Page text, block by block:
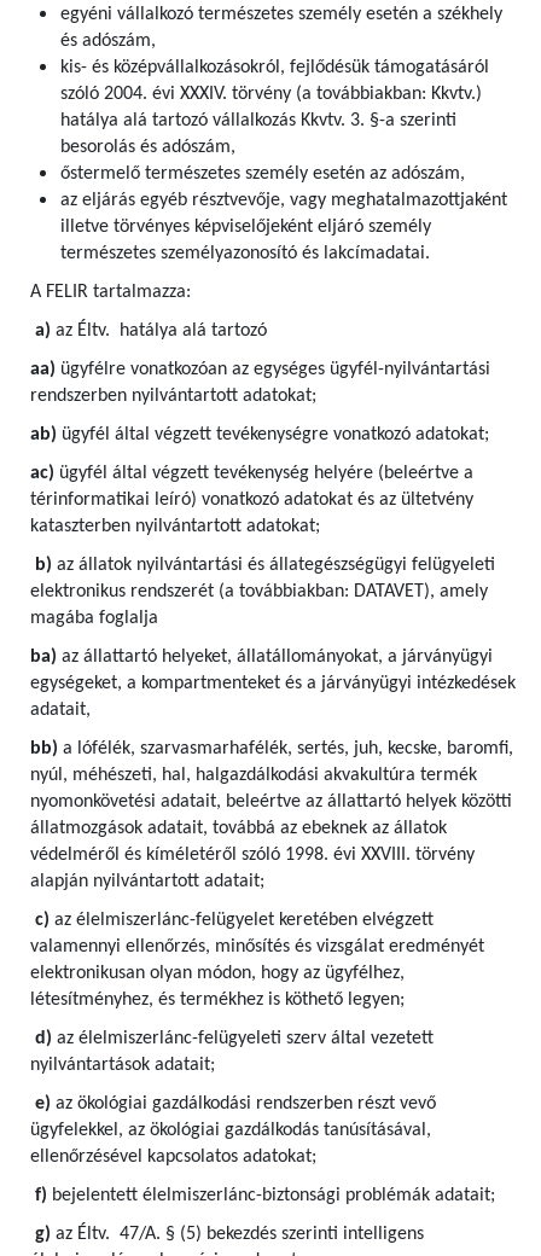
egyéni vállalkozó természetes személy esetén a székhely
és adószám,
kis- és középvállalkozásokról, fejlődésük támogatásáról
szóló 2004. évi XXXIV. törvény (a továbbiakban: Kkvtv.)
hatálya alá tartozó vállalkozás Kkvtv. 3. §-a szerinti
besorolás és adószám,
őstermelő természetes személy esetén az adószám,
az eljárás egyéb résztvevője, vagy meghatalmazottjaként
illetve törvényes képviselőjeként eljáró személy
természetes személyazonosító és lakcímadatai.
A FELIR tartalmazza:
a) az Éltv. hatálya alá tartozó
aa) ügyfélre vonatkozóan az egységes ügyfél-nyilvántartási
rendszerben nyilvántartott adatokat;
ab) ügyfél által végzett tevékenységre vonatkozó adatokat;
ac) ügyfél által végzett tevékenység helyére (beleértve a
térinformatikai leíró) vonatkozó adatokat és az ültetvény
kataszterben nyilvántartott adatokat;
b) az állatok nyilvántartási és állategészségügyi felügyeleti
elektronikus rendszerét (a továbbiakban: DATAVET), amely
magába foglalja
ba) az állattartó helyeket, állatállományokat, a járványügyi
egységeket, a kompartmenteket és a járványügyi intézkedések
adatait,
bb) a lófélék, szarvasmarhafélék, sertés, juh, kecske, baromfi,
nyúl, méhészeti, hal, halgazdálkodási akvakultúra termék
nyomonkövetési adatait, beleértve az állattartó helyek közötti
állatmozgások adatait, továbbá az ebeknek az állatok
védelméről és kíméletéről szóló 1998. évi XXVIII. törvény
alapján nyilvántartott adatait;
c) az élelmiszerlánc-felügyelet keretében elvégzett
valamennyi ellenőrzés, minősítés és vizsgálat eredményét
elektronikusan olyan módon, hogy az ügyfélhez,
létesítményhez, és termékhez is köthető legyen;
d) az élelmiszerlánc-felügyeleti szerv által vezetett
nyilvántartások adatait;
e) az ökológiai gazdálkodási rendszerben részt vevő
ügyfelekkel, az ökológiai gazdálkodás tanúsításával,
ellenőrzésével kapcsolatos adatokat;
f) bejelentett élelmiszerlánc-biztonsági problémák adatait;
g) az Éltv. 47/A. § (5) bekezdés szerinti intelligens